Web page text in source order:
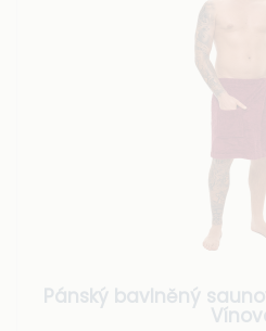
Pánský bavlněný